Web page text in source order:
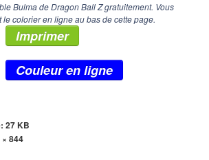
Bulma de Dragon Ball Z gratuitement. Vous
colorier en ligne au bas de cette page.
Imprimer
Couleur en ligne
27 KB
844